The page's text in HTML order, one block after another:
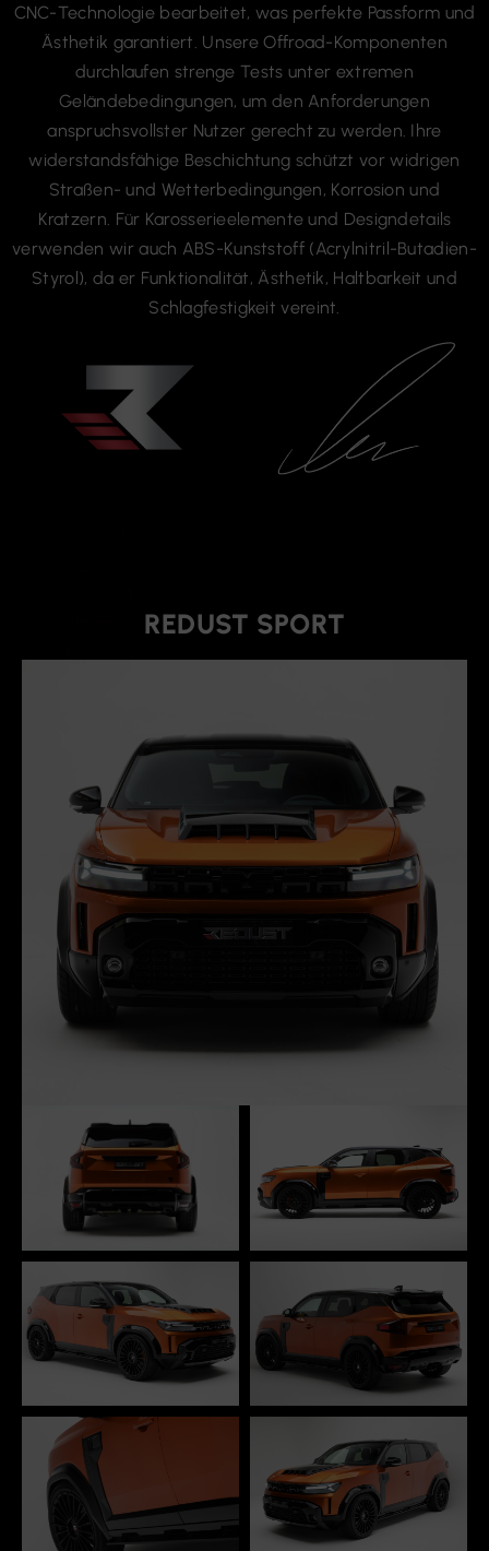
durchlaufen strenge Tests unter extremen
Geländebedingungen, um den Anforderungen
anspruchsvollster Nutzer gerecht zu werden. Ihre
widerstandsfähige Beschichtung schützt vor widrigen
Straßen- und Wetterbedingungen, Korrosion und
Kratzern. Für Karosserieelemente und Designdetails
verwenden wir auch ABS-Kunststoff (Acrylnitril-Butadien-
Styrol), da er Funktionalität, Ästhetik, Haltbarkeit und
Schlagfestigkeit vereint.
REDUST SPORT
ist eine völlig neue Interpretation des